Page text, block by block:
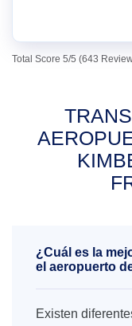
Total Score 5/5 (643
¿Cuál es la
el aeropuerto
Existen